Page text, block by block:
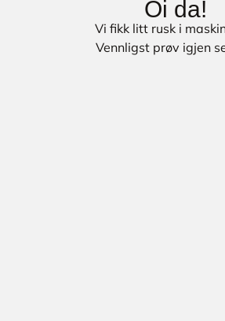
Oi da!
Vi fikk litt rusk i
Vennligst prøv igjen